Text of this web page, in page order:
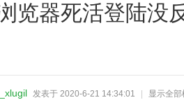
览器死活登陆没
发表于 2020-6-21 14:34:01 显示全部